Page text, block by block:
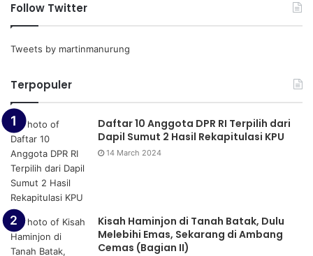
Follow Twitter
Tweets by martinmanurung
Terpopuler
Daftar 10 Anggota DPR RI Terpilih dari
Dapil Sumut 2 Hasil Rekapitulasi KPU
14 March 2024
Kisah Haminjon di Tanah Batak, Dulu
Melebihi Emas, Sekarang di Ambang
Cemas (Bagian II)